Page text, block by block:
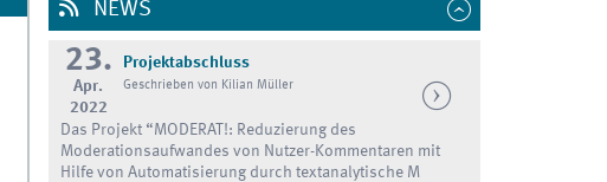
NEWS
23.
Apr.
2022
Projektabschluss
Geschrieben von Kilian Müller
Das Projekt “MODERAT!: Reduzierung des
Moderationsaufwandes von Nutzer-Kommentaren mit
Hilfe von Automatisierung durch textanalytische M